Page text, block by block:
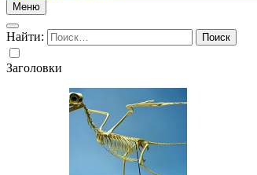
Меню
Найти:
Заголовки